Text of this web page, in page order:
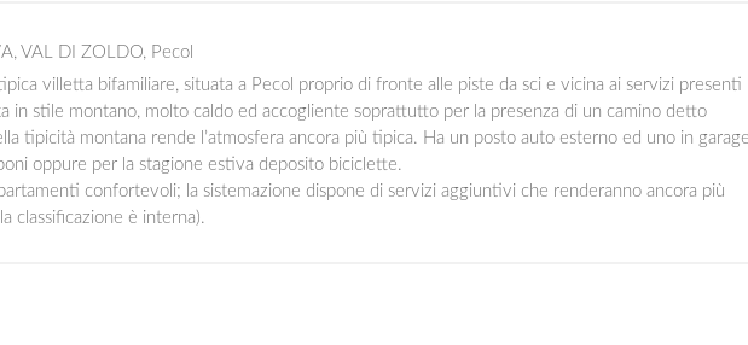
VAL DI ZOLDO, Pecol
villetta bifamiliare, situata a Pecol proprio di fronte alle piste da sci e vicina ai servizi presenti
in stile montano, molto caldo ed accogliente soprattutto per la presenza di un camino detto
tipicità montana rende l’atmosfera ancora più tipica. Ha un posto auto esterno ed uno in
oppure per la stagione estiva deposito biciclette.
confortevoli; la sistemazione dispone di servizi aggiuntivi che renderanno ancora più
classificazione è interna).